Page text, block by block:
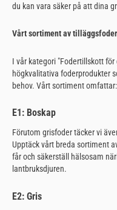
du kan vara säker på att dina
Vårt sortiment av
I vår kategori "Fodertillskott
högkvalitativa foderprodukter
behov. Vårt sortiment omfattar:
E1: Boskap
Förutom grisfoder täcker vi
Upptäck vårt breda sortiment
får och säkerställ hälsosam
lantbruksdjuren.
E2: Gris